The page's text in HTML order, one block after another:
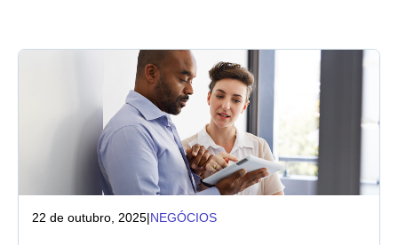
Telecomunicações
Tecnologia
22 de outubro, 2025|NEGÓCIOS